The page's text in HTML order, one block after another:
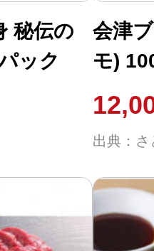
秘伝の
ック
会津
モ)
出典：さ